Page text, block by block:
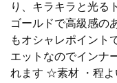
り、キラキラと光る
ゴールドで高級感の
もオシャレポイント
エットなのでインナ
れます ☆素材 ・程よ